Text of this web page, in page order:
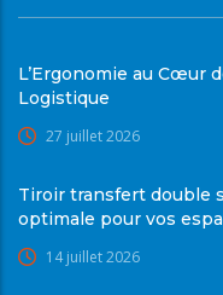
L’Ergonomie au Cœur
Logistique
27 juillet 2026
Tiroir transfert double
optimale pour vos
14 juillet 2026